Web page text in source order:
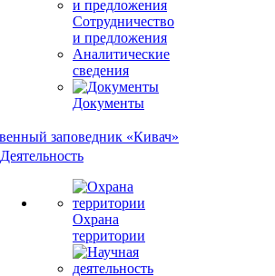
Сотрудничество
и предложения
Аналитические
сведения
Документы
Деятельность
Охрана
территории